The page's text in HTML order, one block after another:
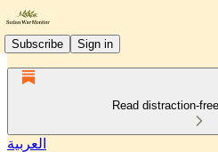
Subscribe Sign in
Read distraction-
العربية